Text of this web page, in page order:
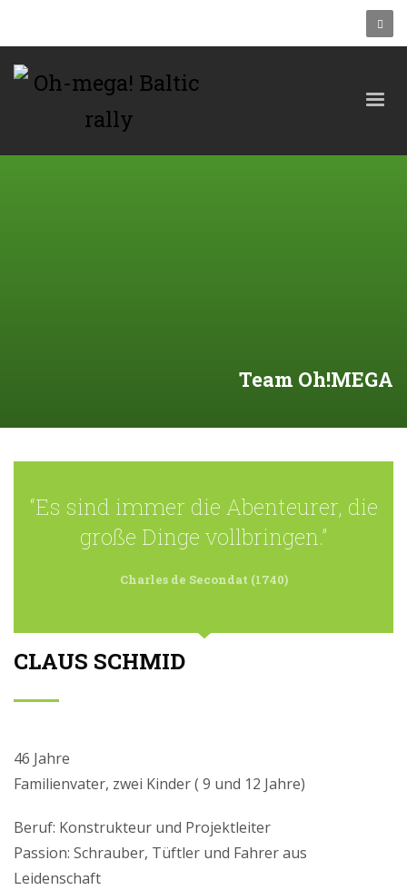
Team Oh!MEGA
“Es sind immer die Abenteurer, die
große Dinge vollbringen.”
Charles de Secondat (1740)
CLAUS SCHMID
46 Jahre
Familienvater, zwei Kinder ( 9 und 12 Jahre)
Beruf: Konstrukteur und Projektleiter
Passion: Schrauber, Tüftler und Fahrer aus
Leidenschaft